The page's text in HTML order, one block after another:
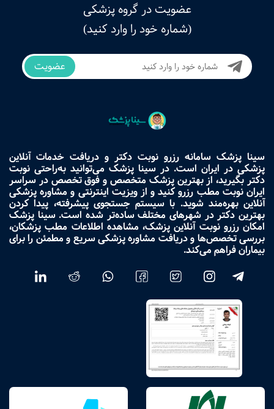
عضویت در گروه پزشکی
(شماره خود را وارد کنید)
عضویت
سینا پزشک سامانه رزرو نوبت دکتر و دریافت خدمات آنلاین
پزشکی در ایران است. در سینا پزشک می‌توانید به‌راحتی نوبت
دکتر بگیرید، از بهترین پزشک متخصص و فوق تخصص در سراسر
ایران نوبت مطب رزرو کنید و از ویزیت اینترنتی و مشاوره پزشکی
آنلاین بهره‌مند شوید. با سیستم جستجوی پیشرفته، پیدا کردن
بهترین دکتر در شهرهای مختلف ساده‌تر شده است. سینا پزشک
امکان رزرو نوبت آنلاین پزشک، مشاهده اطلاعات مطب پزشکان،
بررسی تخصص‌ها و دریافت مشاوره پزشکی سریع و مطمئن را برای
بیماران فراهم می‌کند.